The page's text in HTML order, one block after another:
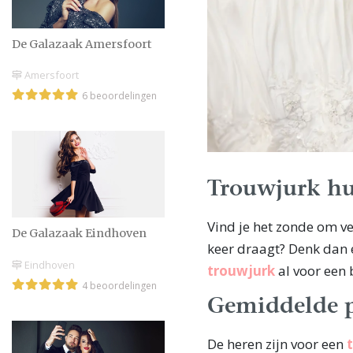
De Galazaak Amersfoort
Amersfoort
6 beoordelingen
De Galazaak Eindhoven
Eindhoven
4 beoordelingen
Trouwjurk
Vind je het zonde om
keer draagt? Denk
trouwjurkal voor een
Gemiddelde
De heren zijn voor een